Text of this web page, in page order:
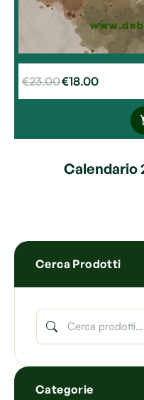
Cerca Prodotti
Categorie
€23.00€18.00
Calendario